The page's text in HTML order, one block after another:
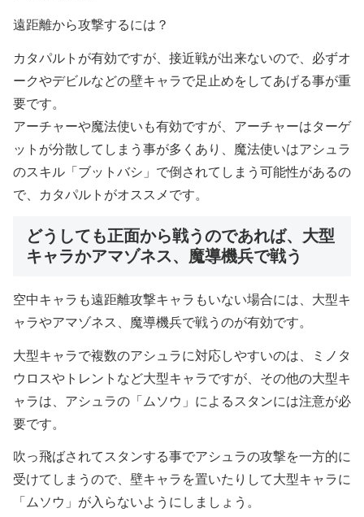
遠距離から攻撃するには？
カタパルトが有効ですが、接近戦が出来ないので、必ずオ
ークやデビルなどの壁キャラで足止めをしてあげる事が重
要です。
アーチャーや魔法使いも有効ですが、アーチャーはターゲ
ットが分散してしまう事が多くあり、魔法使いはアシュラ
のスキル「ブットバシ」で倒されてしまう可能性があるの
で、カタパルトがオススメです。
どうしても正面から戦うのであれば、大型
キャラかアマゾネス、魔導機兵で戦う
空中キャラも遠距離攻撃キャラもいない場合には、大型キ
ャラやアマゾネス、魔導機兵で戦うのが有効です。
大型キャラで複数のアシュラに対応しやすいのは、ミノタ
ウロスやトレントなど大型キャラですが、その他の大型キ
ャラは、アシュラの「ムソウ」によるスタンには注意が必
要です。
吹っ飛ばされてスタンする事でアシュラの攻撃を一方的に
受けてしまうので、壁キャラを置いたりして大型キャラに
「ムソウ」が入らないようにしましょう。